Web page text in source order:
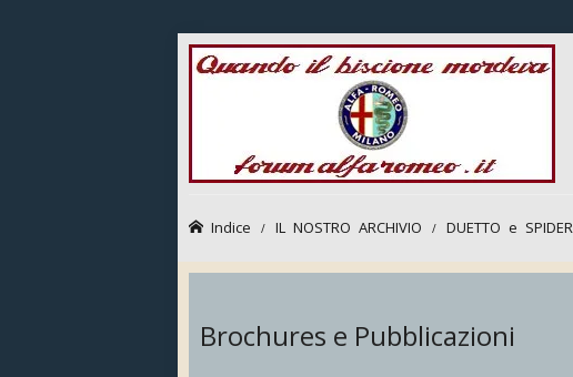
Indice IL NOSTRO ARCHIVIO DUETTO e SPIDER
Brochures e Pubblicazioni